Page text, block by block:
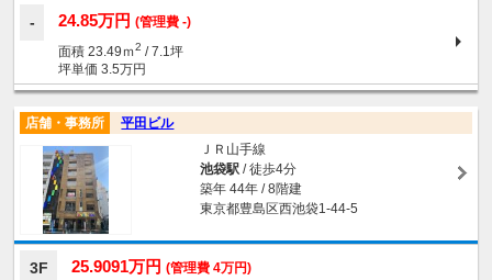
24.85万円 (管理費 -)
面積 23.49ｍ2 / 7.1坪
坪単価 3.5万円
店舗・事務所
平田ビル
ＪＲ山手線
池袋駅/ 徒歩4分
築年 44年 / 8階建
東京都豊島区西池袋1-44-5
3F 25.9091万円 (管理費 4万円)